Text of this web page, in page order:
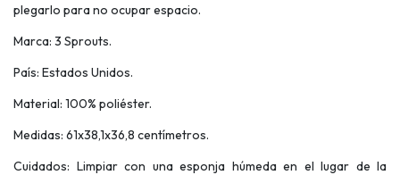
plegarlo para no ocupar espacio.
Marca: 3 Sprouts.
País: Estados Unidos.
Material: 100% poliéster.
Medidas: 61x38,1x36,8 centímetros.
Cuidados: Limpiar con una esponja húmeda en el lugar de la